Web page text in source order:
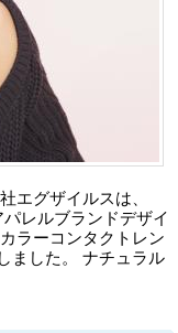
エグザイルスは、
レルブランドデザイ
ラーコンタクトレン
ました。 ナチュラル